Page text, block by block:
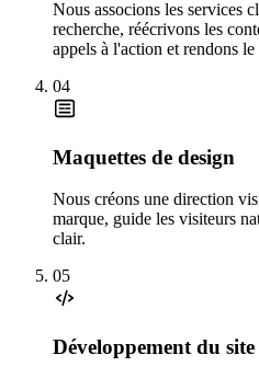
Nous associons les services
recherche, réécrivons les
appels à l'action et rendons
04
Maquettes de design
Nous créons une direction
marque, guide les visiteurs
clair.
05
Développement du site